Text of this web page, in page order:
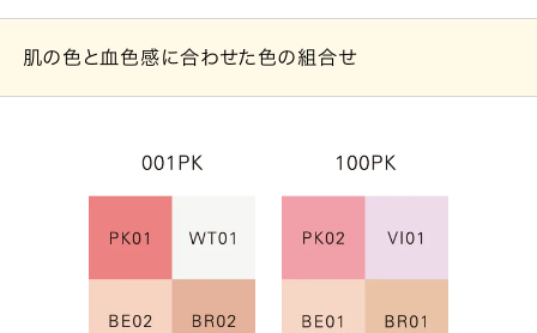
肌の色と血色感に合わせた色の組合せ